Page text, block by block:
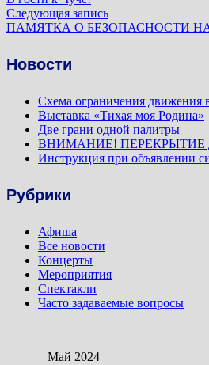
по
записям
Следующая записьСледующая
запись:
ПАМЯТКА О БЕЗОПАСНОСТИ
Новости
Схема ограничения движения
Выставка «Тихая моя Родина»
Две грани одной палитры
ВНИМАНИЕ! ПЕРЕКРЫТИЕ
Инструкция при объявлении
Рубрики
Афиша
Все новости
Концерты
Мероприятия
Спектакли
Часто задаваемые вопросы
Май 2024